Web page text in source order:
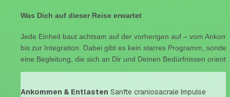
Was Dich auf dieser Reise erwartet
Jede Einheit baut achtsam auf der vorherigen auf – vom
bis zur Integration. Dabei gibt es kein starres Programm,
eine Begleitung, die sich an Dir und Deinen Bedürfnissen
Ankommen & Entlasten Sanfte craniosacrale Impulse